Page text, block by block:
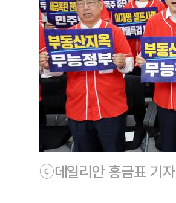
ⓒ데일리안 홍금표 기자